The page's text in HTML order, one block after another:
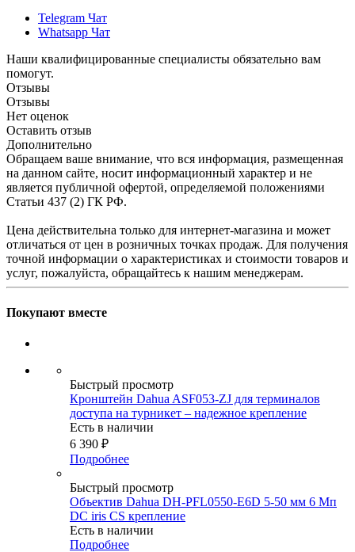
Telegram Чат
Whatsapp Чат
Наши квалифицированные специалисты обязательно вам
помогут.
Отзывы
Отзывы
Нет оценок
Оставить отзыв
Дополнительно
Обращаем ваше внимание, что вся информация, размещенная
на данном сайте, носит информационный характер и не
является публичной офертой, определяемой положениями
Статьи 437 (2) ГК РФ.
Цена действительна только для интернет-магазина и может
отличаться от цен в розничных точках продаж. Для получения
точной информации о характеристиках и стоимости товаров и
услуг, пожалуйста, обращайтесь к нашим менеджерам.
Покупают вместе
Быстрый просмотр
Кронштейн Dahua ASF053-ZJ для терминалов
доступа на турникет – надежное крепление
Есть в наличии
6 390 ₽
Подробнее
Быстрый просмотр
Объектив Dahua DH-PFL0550-E6D 5-50 мм 6 Мп
DC iris CS крепление
Есть в наличии
Подробнее